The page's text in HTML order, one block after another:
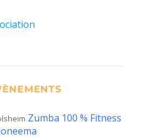
Zumba 100 % Fitness